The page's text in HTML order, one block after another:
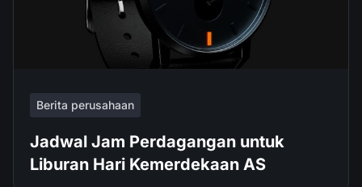
Berita perusahaan
Jadwal Jam Perdagangan untuk
Liburan Hari Kemerdekaan AS